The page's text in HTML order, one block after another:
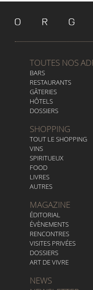
TOUTES NOS
BARS
RESTAURANTS
GÂTERIES
HÔTELS
DOSSIERS
SHOPPING
TOUT LE SHOPPING
VINS
SPIRITUEUX
FOOD
LIVRES
AUTRES
MAGAZINE
ÉDITORIAL
ÉVÈNEMENTS
RENCONTRES
VISITES PRIVÉES
DOSSIERS
ART DE VIVRE
NEWS